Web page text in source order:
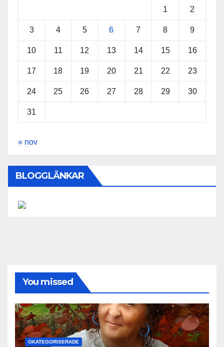
1 2
3 4 5 6 7 8 9
10 11 12 13 14 15 16
17 18 19 20 21 22 23
24 25 26 27 28 29 30
31
« nov
BLOGGLÄNKAR
You missed
OKATEGORISERADE